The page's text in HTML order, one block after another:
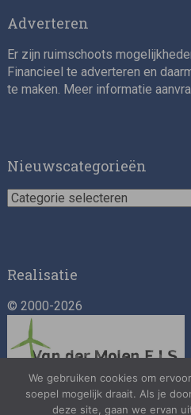
Adverteren
Er zijn ruimschoots
Financieel te adverteren en
te maken. Meer informatie
Nieuwscategorieën
Nieuwscategorieën
Realisatie
© 2000-2026
voorwaarden
We gebruiken cookies om
soepel mogelijk draait. Als je
deze site, gaan we ervan